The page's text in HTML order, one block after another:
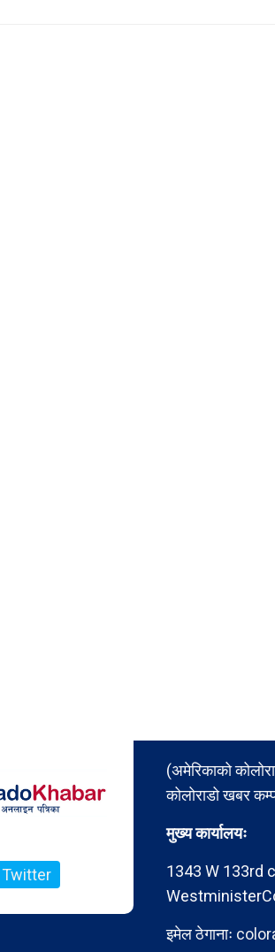
Twitter
(अमेरिकाको
कोलोराडो खबर
मुख्य कार्यालयः
1343 W 133rd
इमेल ठेगानाः